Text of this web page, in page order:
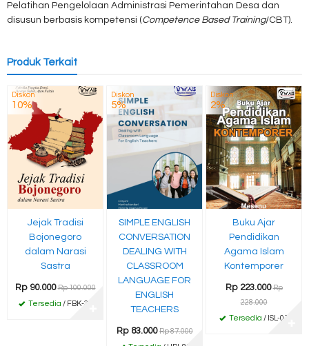
Pelatihan Pengelolaan Administrasi Pemerintahan Desa dan
disusun berbasis kompetensi (Competence Based Training/CBT).
Produk Terkait
Diskon
10%
Jejak Tradisi
Bojonegoro
dalam Narasi
Sastra
Rp 90.000 Rp 100.000
Tersedia / FBK-35
Diskon
5%
SIMPLE ENGLISH
CONVERSATION
DEALING WITH
CLASSROOM
LANGUAGE FOR
ENGLISH
TEACHERS
Rp 83.000 Rp 87.000
Diskon
2%
Buku Ajar
Pendidikan
Agama Islam
Kontemporer
Rp 223.000 Rp
228.000
Tersedia / ISL-01